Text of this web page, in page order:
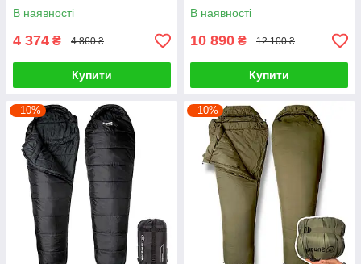
В наявності
4 374 ₴ 4 860 ₴
Купити
В наявності
10 890 ₴ 12 100 ₴
Купити
–10% –10%